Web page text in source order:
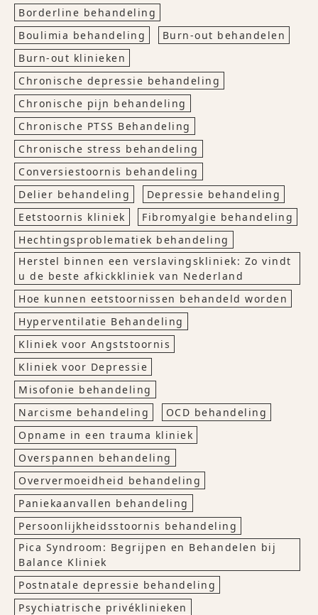
Borderline behandeling
Boulimia behandeling
Burn-out behandelen
Burn-out klinieken
Chronische depressie behandeling
Chronische pijn behandeling
Chronische PTSS Behandeling
Chronische stress behandeling
Conversiestoornis behandeling
Delier behandeling
Depressie behandeling
Eetstoornis kliniek
Fibromyalgie behandeling
Hechtingsproblematiek behandeling
Herstel binnen een verslavingskliniek: Zo vindt
u de beste afkickkliniek van Nederland
Hoe kunnen eetstoornissen behandeld worden
Hyperventilatie Behandeling
Kliniek voor Angststoornis
Kliniek voor Depressie
Misofonie behandeling
Narcisme behandeling
OCD behandeling
Opname in een trauma kliniek
Overspannen behandeling
Oververmoeidheid behandeling
Paniekaanvallen behandeling
Persoonlijkheidsstoornis behandeling
Pica Syndroom: Begrijpen en Behandelen bij
Balance Kliniek
Postnatale depressie behandeling
Psychiatrische privéklinieken